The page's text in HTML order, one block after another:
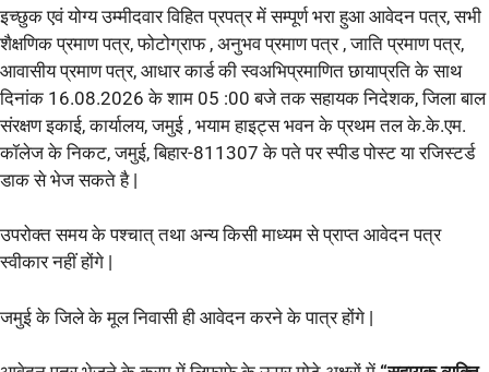
इच्छुक एवं योग्य उम्मीदवार विहित प्रपत्र में सम्पूर्ण भरा हुआ आवेदन पत्र, सभी
शैक्षणिक प्रमाण पत्र, फोटोग्राफ , अनुभव प्रमाण पत्र , जाति प्रमाण पत्र,
आवासीय प्रमाण पत्र, आधार कार्ड की स्वअभिप्रमाणित छायाप्रति के साथ
दिनांक 16.08.2026 के शाम 05 :00 बजे तक सहायक निदेशक, जिला बाल
संरक्षण इकाई, कार्यालय, जमुई , भयाम हाइट्स भवन के प्रथम तल के.के.एम.
कॉलेज के निकट, जमुई, बिहार-811307 के पते पर स्पीड पोस्ट या रजिस्टर्ड
डाक से भेज सकते है |
उपरोक्त समय के पश्चात् तथा अन्य किसी माध्यम से प्राप्त आवेदन पत्र
स्वीकार नहीं होंगे |
जमुई के जिले के मूल निवासी ही आवेदन करने के पात्र होंगे |